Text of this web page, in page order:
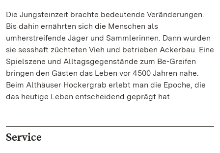
Die Jungsteinzeit brachte bedeutende Veränderungen.
Bis dahin ernährten sich die Menschen als
umherstreifende Jäger und Sammlerinnen. Dann wurden
sie sesshaft züchteten Vieh und betrieben Ackerbau. Eine
Spielszene und Alltagsgegenstände zum Be-Greifen
bringen den Gästen das Leben vor 4500 Jahren nahe.
Beim Althäuser Hockergrab erlebt man die Epoche, die
das heutige Leben entscheidend geprägt hat.
Service